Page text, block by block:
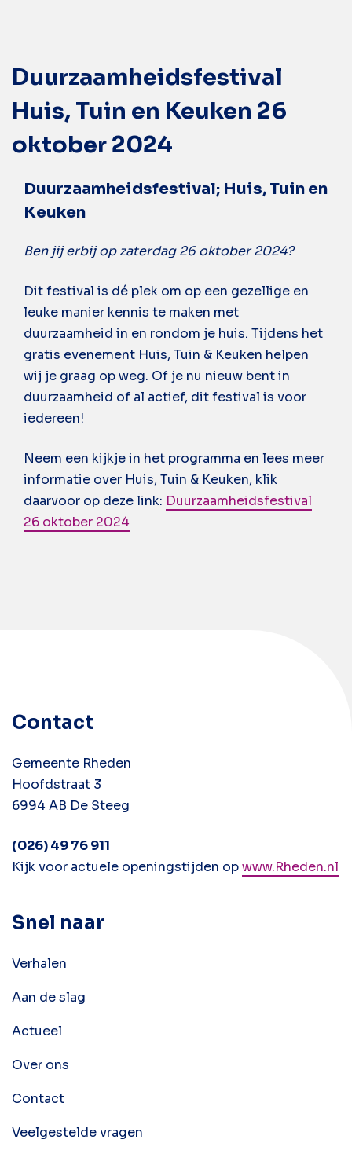
Duurzaamheidsfestival
Huis, Tuin en Keuken 26
oktober 2024
Duurzaamheidsfestival; Huis, Tuin en
Keuken
Ben jij erbij op zaterdag 26 oktober 2024?
Dit festival is dé plek om op een gezellige en
leuke manier kennis te maken met
duurzaamheid in en rondom je huis. Tijdens het
gratis evenement Huis, Tuin & Keuken helpen
wij je graag op weg. Of je nu nieuw bent in
duurzaamheid of al actief, dit festival is voor
iedereen!
Neem een kijkje in het programma en lees meer
informatie over Huis, Tuin & Keuken, klik
daarvoor op deze link: Duurzaamheidsfestival
26 oktober 2024
Contact
Gemeente Rheden
Hoofdstraat 3
6994 AB De Steeg
(026) 49 76 911
Kijk voor actuele openingstijden opwww.Rheden.nl
Snel naar
Verhalen
Aan de slag
Actueel
Over ons
Contact
Veelgestelde vragen